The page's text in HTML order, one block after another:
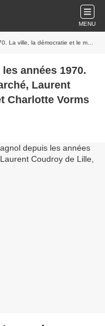
MENU
Coudroy de Lille, Céline Vaz et Charlotte Vorms
années 1970.
Laurent
Charlotte Vorms